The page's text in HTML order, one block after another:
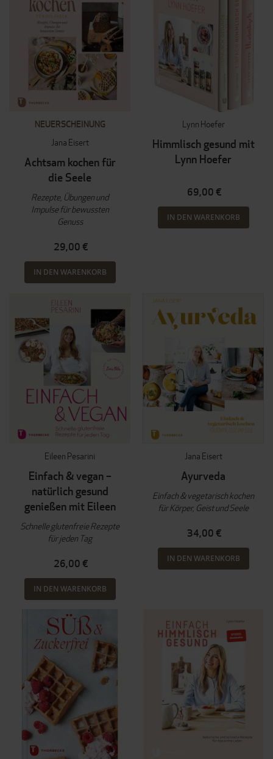
NEUERSCHEINUNG
Jana Eisert
Achtsam kochen für
die Seele
Rezepte, Übungen und
Impulse für bewussten
Genuss
29,00 €
IN DEN WARENKORB
Lynn Hoefer
Himmlisch gesund mit
Lynn Hoefer
69,00 €
IN DEN WARENKORB
Eileen Pesarini
Einfach & vegan –
natürlich gesund
genießen mit Eileen
Schnelle glutenfreie Rezepte
für jeden Tag
26,00 €
IN DEN WARENKORB
Jana Eisert
Ayurveda
Einfach & vegetarisch kochen
für Körper, Geist und Seele
34,00 €
IN DEN WARENKORB